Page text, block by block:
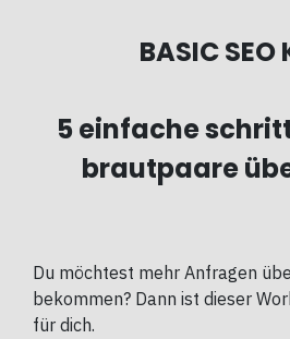
BASIC SEO
5 einfache
brautpaare
Du möchtest mehr Anfragen
bekommen? Dann ist dieser
für dich.